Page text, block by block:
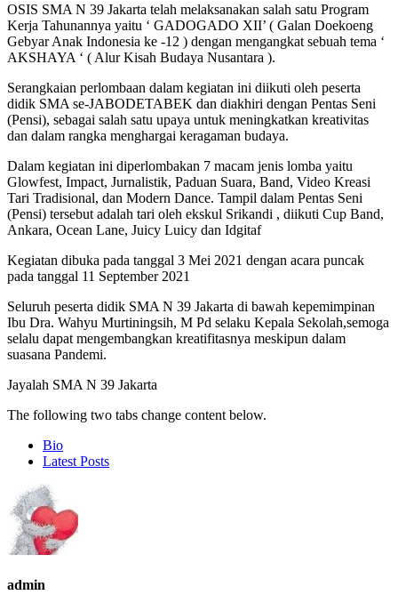
OSIS SMA N 39 Jakarta telah melaksanakan salah satu Program
Kerja Tahunannya yaitu ‘ GADOGADO XII’ ( Galan Doekoeng
Gebyar Anak Indonesia ke -12 ) dengan mengangkat sebuah tema ‘
AKSHAYA ‘ ( Alur Kisah Budaya Nusantara ).
Serangkaian perlombaan dalam kegiatan ini diikuti oleh peserta
didik SMA se-JABODETABEK dan diakhiri dengan Pentas Seni
(Pensi), sebagai salah satu upaya untuk meningkatkan kreativitas
dan dalam rangka menghargai keragaman budaya.
Dalam kegiatan ini diperlombakan 7 macam jenis lomba yaitu
Glowfest, Impact, Jurnalistik, Paduan Suara, Band, Video Kreasi
Tari Tradisional, dan Modern Dance. Tampil dalam Pentas Seni
(Pensi) tersebut adalah tari oleh ekskul Srikandi , diikuti Cup Band,
Ankara, Ocean Lane, Juicy Luicy dan Idgitaf
Kegiatan dibuka pada tanggal 3 Mei 2021 dengan acara puncak
pada tanggal 11 September 2021
Seluruh peserta didik SMA N 39 Jakarta di bawah kepemimpinan
Ibu Dra. Wahyu Murtiningsih, M Pd selaku Kepala Sekolah,semoga
selalu dapat mengembangkan kreatifitasnya meskipun dalam
suasana Pandemi.
Jayalah SMA N 39 Jakarta
The following two tabs change content below.
Bio
Latest Posts
admin